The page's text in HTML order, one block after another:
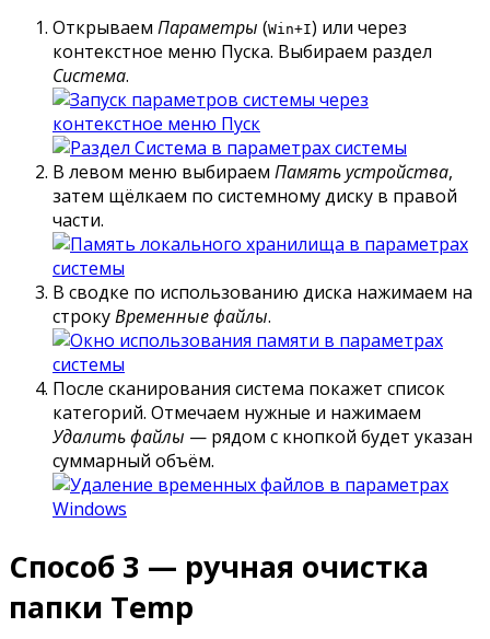
Открываем Параметры (Win+I) или через
контекстное меню Пуска. Выбираем раздел
Система.
В левом меню выбираем Память устройства,
затем щёлкаем по системному диску в правой
части.
В сводке по использованию диска нажимаем на
строкуВременные файлы.
После сканирования система покажет список
категорий. Отмечаем нужные и нажимаем
Удалить файлы — рядом с кнопкой будет указан
суммарный объём.
Способ 3 — ручная очистка
папки Temp